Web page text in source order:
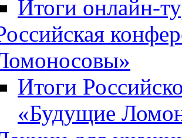
Итоги онлайн-
Итоги
«Будущие